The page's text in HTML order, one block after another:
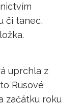
či tanec,
uprchla z
Rusové
začátku roku